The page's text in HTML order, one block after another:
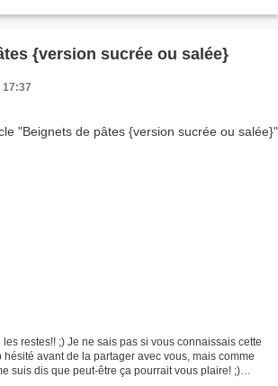
{version sucrée ou salée}
17:37
restes!! ;) Je ne sais pas si vous connaissais cette
hésité avant de la partager avec vous, mais comme
suis dis que peut-être ça pourrait vous plaire! ;)